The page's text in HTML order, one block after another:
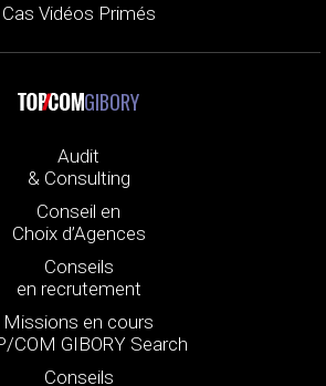
Cas Vidéos Primés
GIBORY
Audit
& Consulting
Conseil en
Choix d’Agences
Conseils
en recrutement
Missions en cours
COM GIBORY Search
Conseils